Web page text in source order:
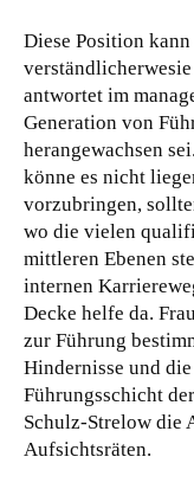
Diese Position
antwortet im
Generation von
herangewachsen
könne es nicht
vorzubringen,
wo die vielen
mittleren Ebenen
internen
Decke helfe da.
zur Führung
Hindernisse und
Führungsschicht
Schulz-Strelow die
Aufsichtsräten.